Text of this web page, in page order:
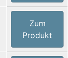
Zum
Produkt